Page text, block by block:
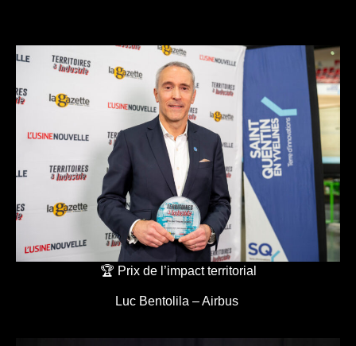
🏆 Prix de l’impact territorial
Luc Bentolila – Airbus